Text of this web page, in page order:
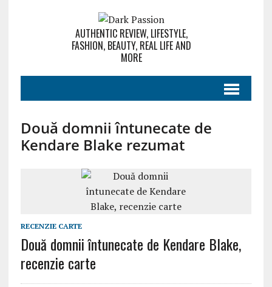
AUTHENTIC REVIEW, LIFESTYLE,
FASHION, BEAUTY, REAL LIFE AND
MORE
Două domnii întunecate de
Kendare Blake rezumat
RECENZIE CARTE
Două domnii întunecate de Kendare Blake,
recenzie carte